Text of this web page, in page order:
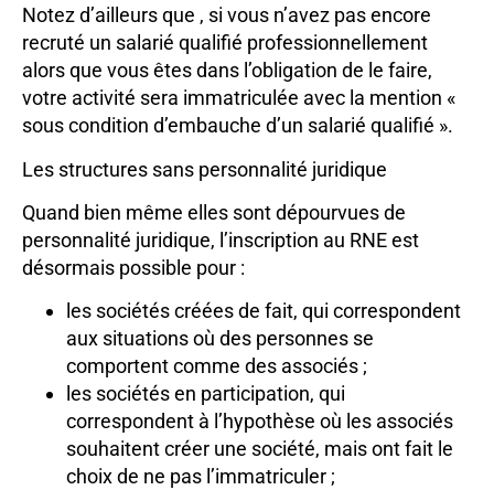
Notez d’ailleurs que , si vous n’avez pas encore
recruté un salarié qualifié professionnellement
alors que vous êtes dans l’obligation de le faire,
votre activité sera immatriculée avec la mention «
sous condition d’embauche d’un salarié qualifié ».
Les structures sans personnalité juridique
Quand bien même elles sont dépourvues de
personnalité juridique, l’inscription au RNE est
désormais possible pour :
les sociétés créées de fait, qui correspondent
aux situations où des personnes se
comportent comme des associés ;
les sociétés en participation, qui
correspondent à l’hypothèse où les associés
souhaitent créer une société, mais ont fait le
choix de ne pas l’immatriculer ;